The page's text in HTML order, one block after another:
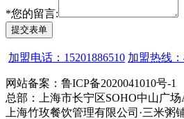
*您的留言:
提交表单
加盟电话：15201886510 加盟热线：
网站备案：鲁ICP备2020041010号-1
总部：上海市长宁区SOHO中山广场
上海竹玫餐饮管理有限公司·三米粥